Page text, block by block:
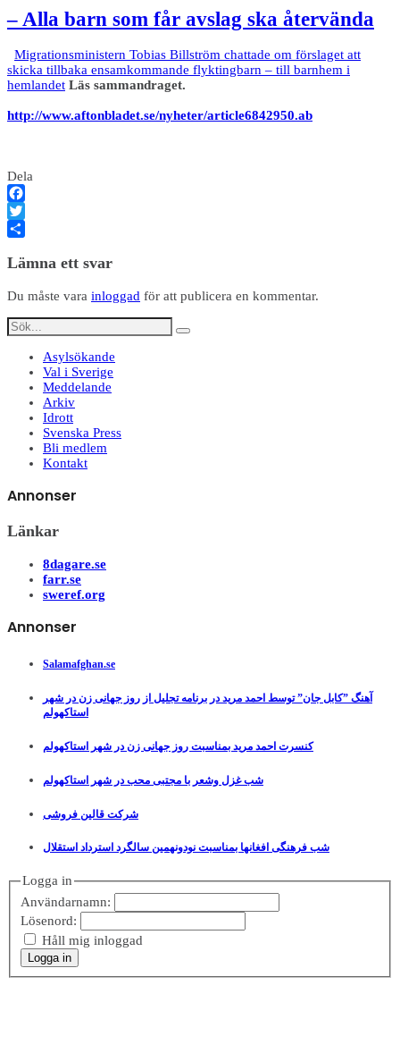
– Alla barn som får avslag ska återvända
Migrationsministern Tobias Billström chattade om förslaget att
skicka tillbaka ensamkommande flyktingbarn – till barnhem i
hemlandet Läs sammandraget.
http://www.aftonbladet.se/nyheter/article6842950.ab
Dela
Facebook
Twitter
Lämna ett svar
Du måste vara inloggad för att publicera en kommentar.
Asylsökande
Val i Sverige
Meddelande
Arkiv
Idrott
Svenska Press
Bli medlem
Kontakt
Annonser
Länkar
8dagare.se
farr.se
sweref.org
Annonser
Salamafghan.se
آهنگ ”کابل جان” توسط احمد مرید در برنامه تجلیل از روز جهانی زن در شهر
استاکهولم
کنسرت احمد مرید بمناسبت روز جهانی زن در شهر استاکهولم
شب غزل وشعر با مجتبی محب در شهر استاکهولم
شرکت قالین فروشی
شب فرهنگی افغانها بمناسبت نودونهمین سالگرد استرداد استقلال
Logga in
Användarnamn:
Lösenord:
Håll mig inloggad
Logga in